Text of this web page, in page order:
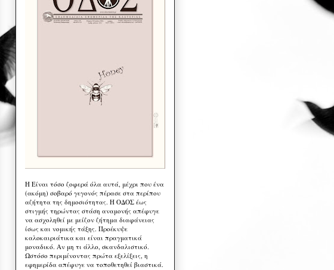
Η Eίναι τόσο ζοφερά όλα αυτά, μέχρι που ένα
(ακόμη) σοβαρό γεγονός πέρασε στα περίπου
αζήτητα της δημοσιότητας. Η ΟΔΟΣ έως
στιγμής τηρώντας στάση αναμονής απέφυγε
να ασχοληθεί με μείζον ζήτημα διαφάνειας
ίσως και νομικής τάξης. Προέκυψε
καλοκαιριάτικα και είναι πραγματικά
μοναδικό. Αν μη τι άλλο, σκανδαλιστικό.
Ωστόσο περιμένοντας πρώτα εξελίξεις, η
εφημερίδα απέφυγε να τοποθετηθεί βιαστικά.